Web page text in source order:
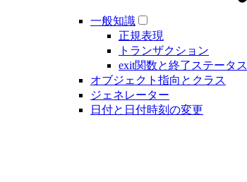
一般知識
正規表現
トランザクション
exit関数と終了ステータス
オブジェクト指向とクラス
ジェネレーター
日付と日付時刻の変更